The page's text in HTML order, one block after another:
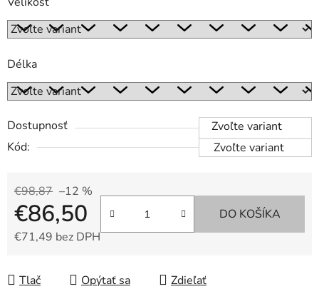
Délka
Dostupnosť
Zvoľte variant
Kód:
Zvoľte variant
€98,87 –12 %
€86,50
€71,49 bez DPH
DO KOŠÍKA
Tlač Opýtať sa Zdieľať